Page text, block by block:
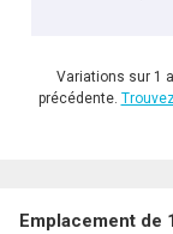
Variations sur 1
précédente.
Emplacement de